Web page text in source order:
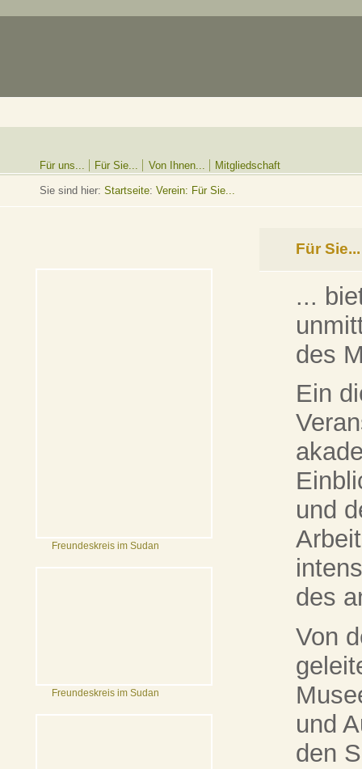
Für uns... Für Sie... Von Ihnen... Mitgliedschaft
Sie sind hier: Startseite: Verein: Für Sie...
Freundeskreis im Sudan
Freundeskreis im Sudan
Für Sie...
...
des
Ein
und
des
Von
und
den